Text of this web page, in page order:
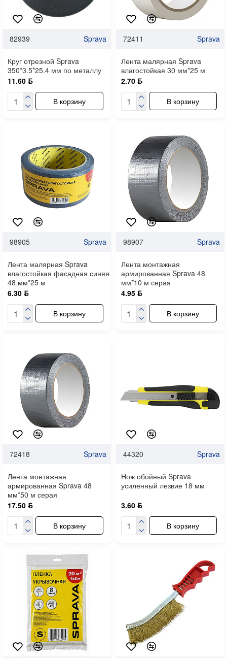
82939 Sprava
Круг отрезной Sprava
350*3.5*25.4 мм по металлу
11.60 ƃ
В корзину
72411 Sprava
Лента малярная Sprava
влагостойкая 30 мм*25 м
2.70 ƃ
В корзину
98905 Sprava
Лента малярная Sprava
влагостойкая фасадная синяя
48 мм*25 м
6.30 ƃ
В корзину
98907 Sprava
Лента монтажная
армированная Sprava 48
мм*10 м серая
4.95 ƃ
В корзину
72418 Sprava
Лента монтажная
армированная Sprava 48
мм*50 м серая
17.50 ƃ
В корзину
44320 Sprava
Нож обойный Sprava
усиленный лезвие 18 мм
3.60 ƃ
В корзину